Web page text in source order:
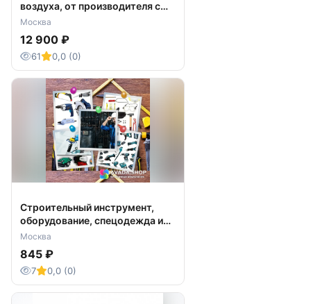
воздуха, от производителя с
доставкой.
Москва
12 900 ₽
61 0,0 (0)
Строительный инструмент,
оборудование, спецодежда и
СИЗ
Москва
845 ₽
7 0,0 (0)